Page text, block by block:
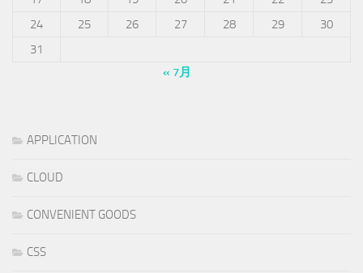
24
25 26 27 28 29
30
31
« 7月
APPLICATION
CLOUD
CONVENIENT GOODS
CSS